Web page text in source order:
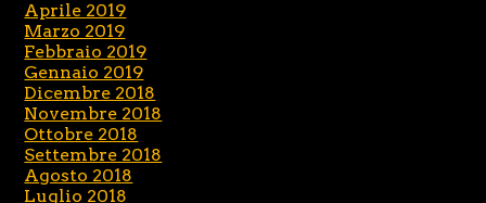
Aprile 2019
Marzo 2019
Febbraio 2019
Gennaio 2019
Dicembre 2018
Novembre 2018
Ottobre 2018
Settembre 2018
Agosto 2018
Luglio 2018